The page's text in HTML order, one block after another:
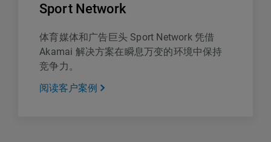
Sport Network
体育媒体和广告巨头 Sport Network 凭借
Akamai 解决方案在瞬息万变的环境中保持
竞争力。
阅读客户案例